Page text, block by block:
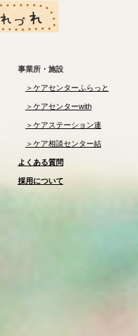
事業所・施設
＞ケアセンターふらっと
＞ケアセンターwith
＞ケアステーション連
＞ケア相談センター結
よくある質問
採用について